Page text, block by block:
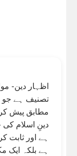
تصنیف ہے جو
مطابق پیش
دینِ اسلام کی
ہے اور ثابت
ہے بلکہ ایک